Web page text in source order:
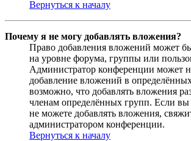
Вернуться к началу
Почему я не могу добавлять вложения?
Право добавления вложений может
на уровне форума, группы или
Администратор конференции может
добавление вложений в
возможно, что добавлять вложения
членам определённых групп. Если вы
не можете добавлять вложения,
администратором конференции.
Вернуться к началу